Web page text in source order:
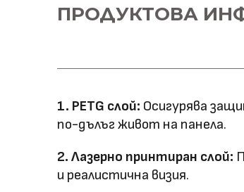
ПРОДУКТОВА
1. PETG слой: Осигурява
по-дълъг живот на панела.
2. Лазерно принтиран слой:
и реалистична визия.